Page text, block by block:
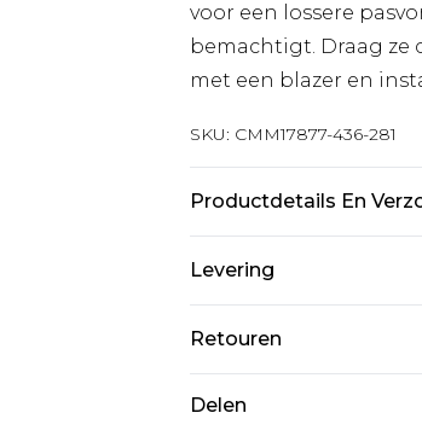
voor een lossere
bemachtigt. Draag ze
met een blazer en
SKU: CMM17877-436-281
Productdetails En
Levering
Standaardlevering
Expressdienst
Retouren
Delen